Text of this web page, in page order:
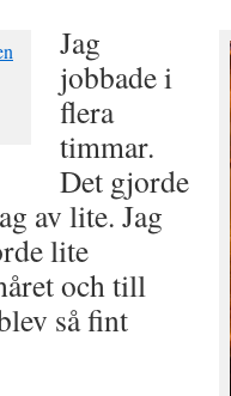
Jag
jobbade i
flera
timmar.
Det gjorde
av lite. Jag
lite
och till
så fint